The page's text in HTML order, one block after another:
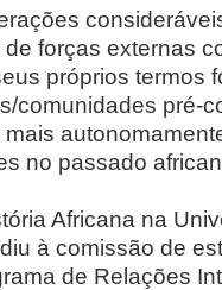
forças externas
próprios termos
comunidades pré-
no passado
Africana na
à comissão de
de Relações